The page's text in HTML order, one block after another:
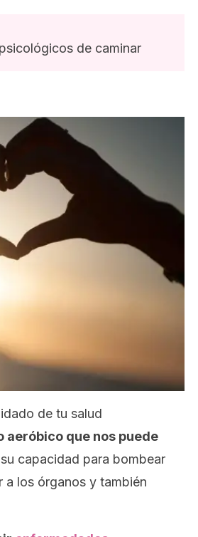
de caminar
de tu salud
aeróbico que nos puede
capacidad para bombear
a los órganos y también